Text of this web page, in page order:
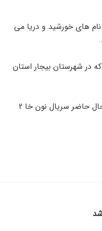
شیرازی ازدواج کرده و در حال حاضر دارای 2 دختر به نام های خورشید و دریا می
در شهرستان بیجار استان
او از 18 سالگی برای ادامه تحصیل و پذیرش در دانشگاه در تهران زندگی می کند. در حال حاضر سریال نون خا 2